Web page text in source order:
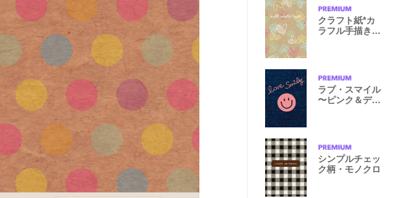
クラフト紙*カ
ラフル手描きハ
ラブ・スマイル
〜ピンク＆デニ
シンプルチェッ
ク柄・モノクロ